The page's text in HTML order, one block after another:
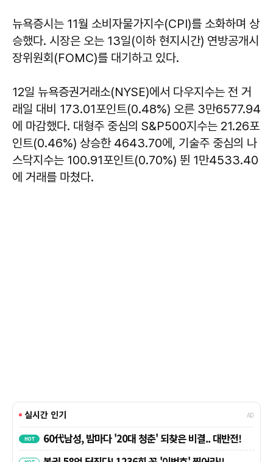
뉴욕증시는 11월 소비자물가지수(CPI)를 소화하며 상
승했다. 시장은 오는 13일(이하 현지시간) 연방공개시
장위원회(FOMC)를 대기하고 있다.
12일 뉴욕증권거래소(NYSE)에서 다우지수는 전 거
래일 대비 173.01포인트(0.48%) 오른 3만6577.94
에 마감했다. 대형주 중심의 S&P500지수는 21.26포
인트(0.46%) 상승한 4643.70에, 기술주 중심의 나
스닥지수는 100.91포인트(0.70%) 뛴 1만4533.40
에 거래를 마쳤다.